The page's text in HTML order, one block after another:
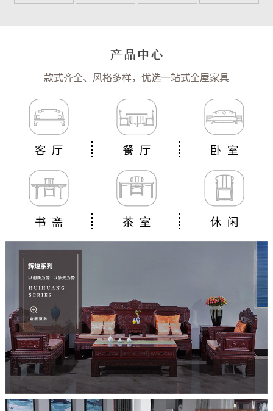
款式齐全、风格多样，优选一站式全屋家具
客 厅 餐 厅 卧 室
书 斋 茶 室 休 闲